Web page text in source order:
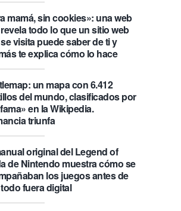
mamá, sin cookies»: una web
todo lo que un sitio web
visita puede saber de ti y
te explica cómo lo hace
un mapa con 6.412
del mundo, clasificados por
en la Wikipedia.
triunfa
original del Legend of
de Nintendo muestra cómo se
los juegos antes de
fuera digital